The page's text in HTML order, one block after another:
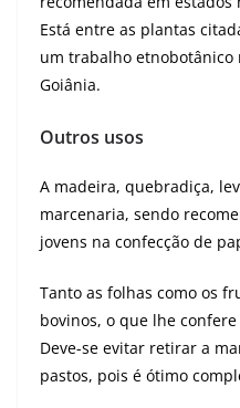
Está entre as plantas
um trabalho etnobotânico
Goiânia.
Outros usos
A madeira, quebradiça,
marcenaria, sendo
jovens na confecção de
Tanto as folhas como os
bovinos, o que lhe
Deve-se evitar retirar a
pastos, pois é ótimo